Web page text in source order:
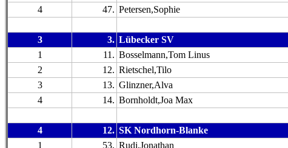
4
47. Petersen,Sophie
3 3. Lübecker SV
1
11. Bosselmann,Tom Linus
2
12. Rietschel,Tilo
3
13. Glinzner,Alva
4
14. Bornholdt,Joa Max
4 12. SK Nordhorn-Blanke
1
53. Rudi,Jonathan